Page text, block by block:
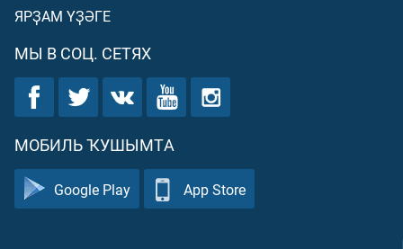
ЯРҘАМ ҮҘӘГЕ
МЫ В СОЦ. СЕТЯХ
МОБИЛЬ ҠУШЫМТА
Google Play App Store